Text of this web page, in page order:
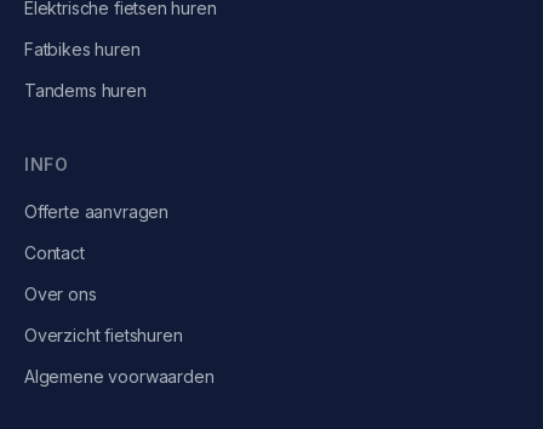
Elektrische fietsen huren
Fatbikes huren
Tandems huren
INFO
Offerte aanvragen
Contact
Over ons
Overzicht fietshuren
Algemene voorwaarden